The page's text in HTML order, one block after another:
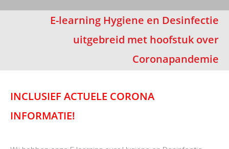
E-learning Hygiene en Desinfectie
uitgebreid met hoofstuk over
Coronapandemie
INCLUSIEF ACTUELE CORONA
INFORMATIE!